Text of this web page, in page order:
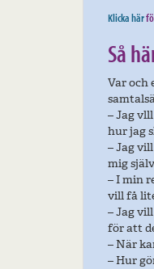
Klicka här
Så
Var och
– Jag
hur jag
– Jag
mig
– I min
vill få
– Jag
för att
– När
– Hur